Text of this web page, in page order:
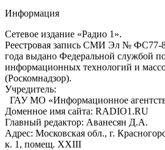
Информация
Сетевое издание «Радио 1».
Реестровая запись СМИ Эл № ФС77-
года выдано Федеральной службой
информационных технологий и
(Роскомнадзор).
Учредитель:
ГАУ МО «Информационное
Доменное имя сайта: RADIO1.RU
Главный редактор: Аванесян Д.А.
Адрес: Московская обл., г.
к. 1, помещ. XXIII